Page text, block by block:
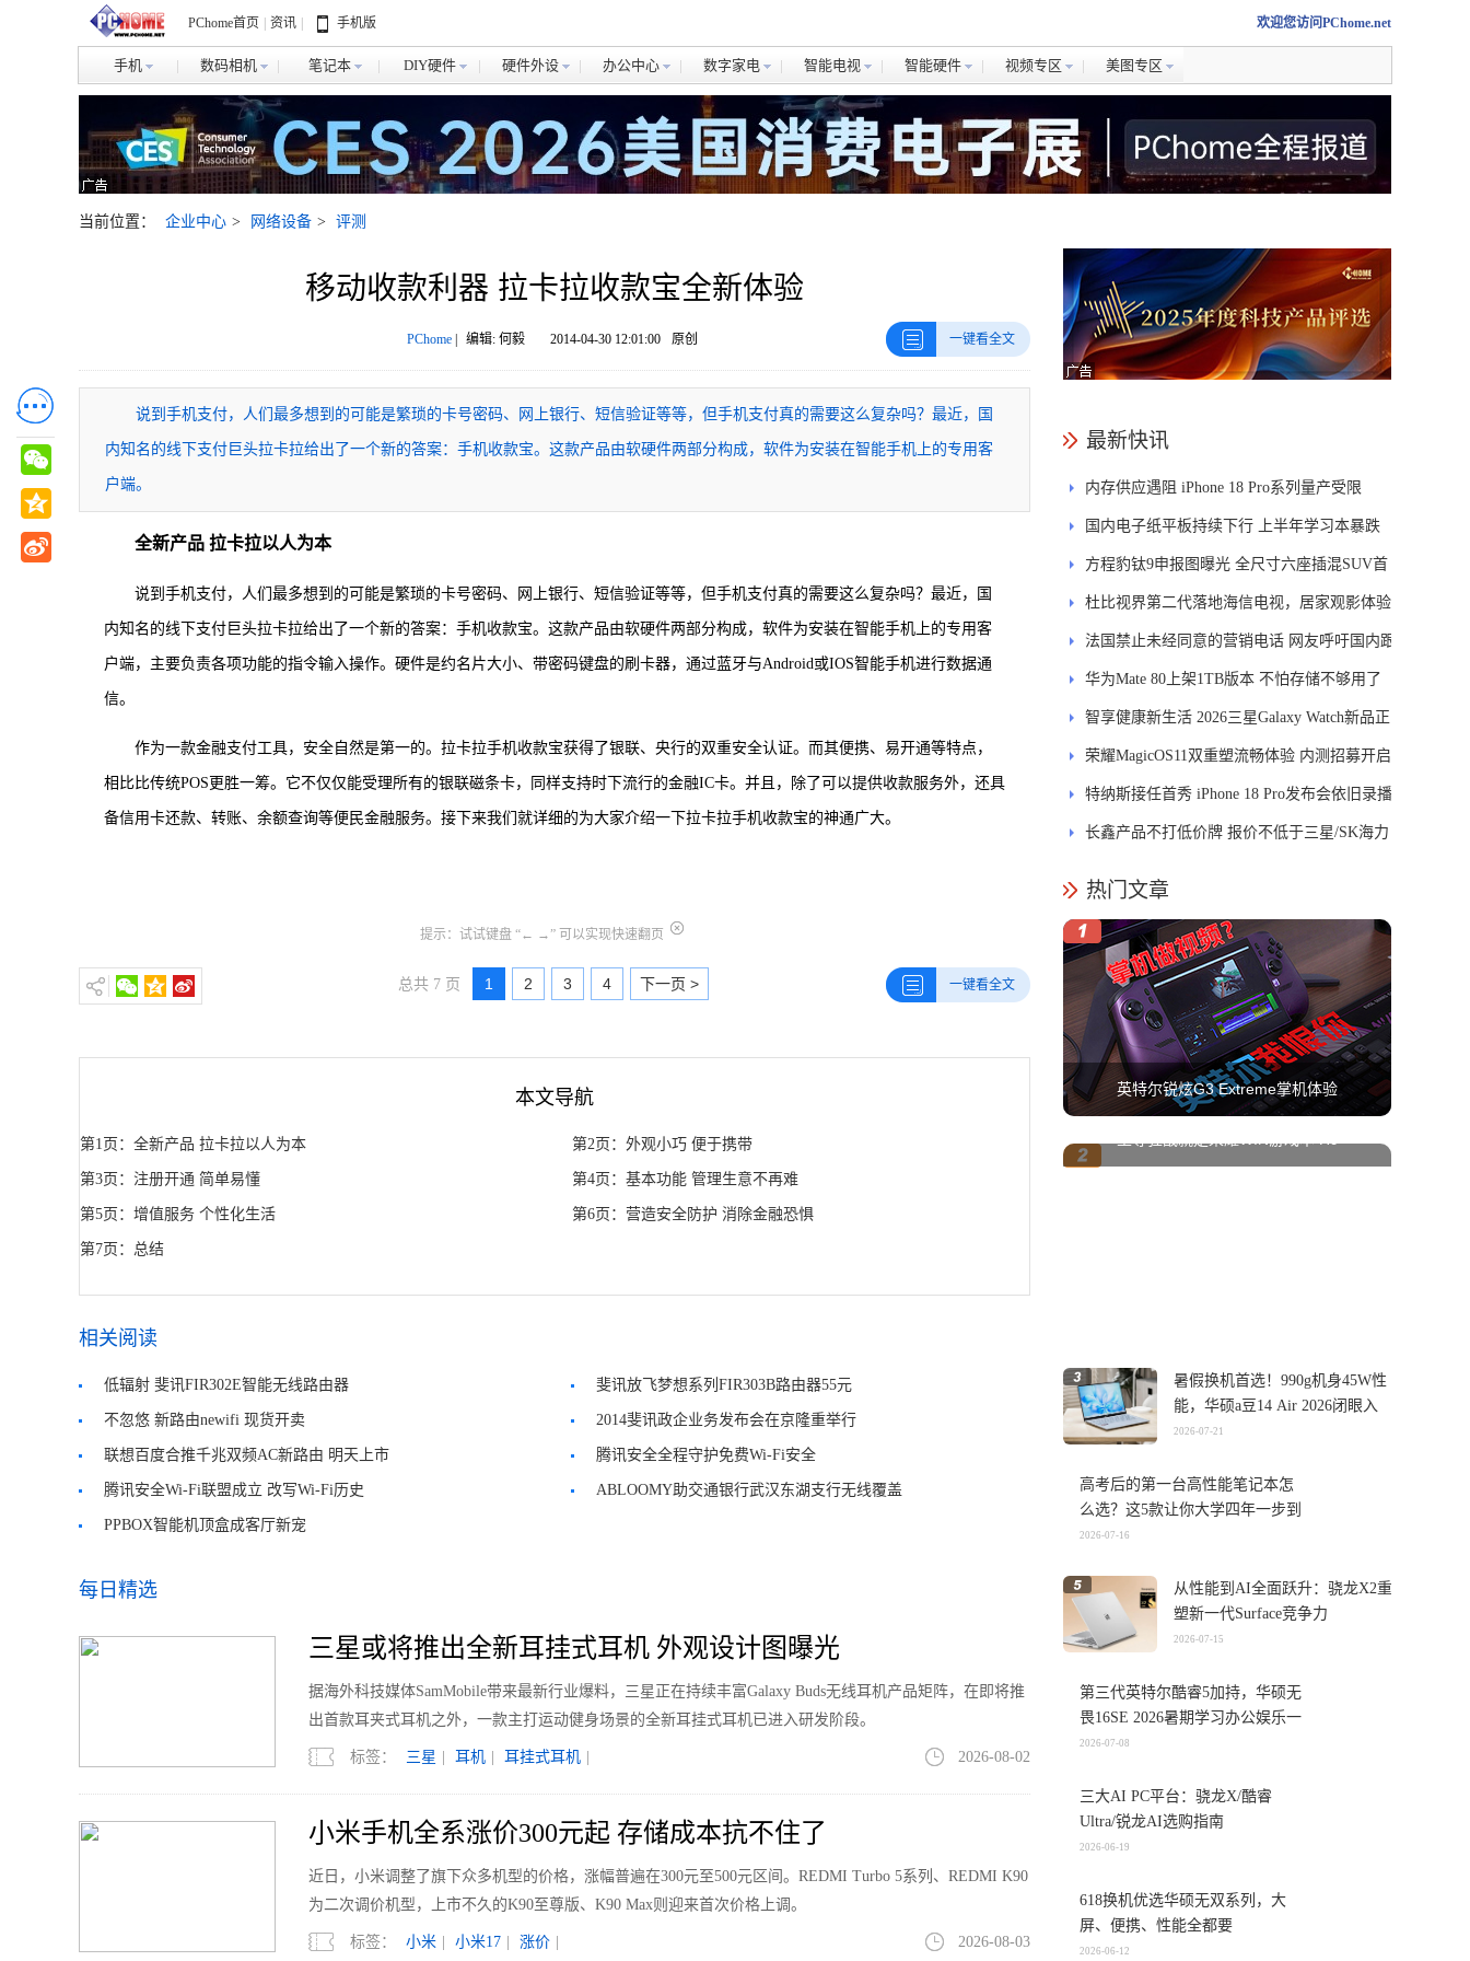
PChome首页 资讯 手机版 欢迎您访问PChome.net
手机 数码相机 笔记本 DIY硬件 硬件外设 办公中心 数字家电 智能电视 智能硬件 视频专区 美图专区
当前位置： 企业中心 > 网络设备 > 评测
移动收款利器 拉卡拉收款宝全新体验
PChome| 编辑: 何毅 2014-04-30 12:01:00 原创 一键看全文
说到手机支付，人们最多想到的可能是繁琐的卡号密码、网上银行、短信验证等等，但手机支付真的需要这么复杂吗？最近，国
内知名的线下支付巨头拉卡拉给出了一个新的答案：手机收款宝。这款产品由软硬件两部分构成，软件为安装在智能手机上的专用客
户端。
全新产品 拉卡拉以人为本
说到手机支付，人们最多想到的可能是繁琐的卡号密码、网上银行、短信验证等等，但手机支付真的需要这么复杂吗？最近，国
内知名的线下支付巨头拉卡拉给出了一个新的答案：手机收款宝。这款产品由软硬件两部分构成，软件为安装在智能手机上的专用客
户端，主要负责各项功能的指令输入操作。硬件是约名片大小、带密码键盘的刷卡器，通过蓝牙与Android或IOS智能手机进行数据通
信。
作为一款金融支付工具，安全自然是第一的。拉卡拉手机收款宝获得了银联、央行的双重安全认证。而其便携、易开通等特点，
相比比传统POS更胜一筹。它不仅仅能受理所有的银联磁条卡，同样支持时下流行的金融IC卡。并且，除了可以提供收款服务外，还具
备信用卡还款、转账、余额查询等便民金融服务。接下来我们就详细的为大家介绍一下拉卡拉手机收款宝的神通广大。
提示：试试键盘 “← →” 可以实现快速翻页
总共 7 页 1 2 3 4 下一页 > 一键看全文
本文导航
第1页：全新产品 拉卡拉以人为本 第2页：外观小巧 便于携带
第3页：注册开通 简单易懂 第4页：基本功能 管理生意不再难
第5页：增值服务 个性化生活 第6页：营造安全防护 消除金融恐惧
第7页：总结
相关阅读
低辐射 斐讯FIR302E智能无线路由器 斐讯放飞梦想系列FIR303B路由器55元
不忽悠 新路由newifi 现货开卖 2014斐讯政企业务发布会在京隆重举行
联想百度合推千兆双频AC新路由 明天上市 腾讯安全全程守护免费Wi-Fi安全
腾讯安全Wi-Fi联盟成立 改写Wi-Fi历史 ABLOOMY助交通银行武汉东湖支行无线覆盖
PPBOX智能机顶盒成客厅新宠
每日精选
三星或将推出全新耳挂式耳机 外观设计图曝光
据海外科技媒体SamMobile带来最新行业爆料，三星正在持续丰富Galaxy Buds无线耳机产品矩阵，在即将推
出首款耳夹式耳机之外，一款主打运动健身场景的全新耳挂式耳机已进入研发阶段。
标签： 三星 耳机 耳挂式耳机 2026-08-02
小米手机全系涨价300元起 存储成本抗不住了
近日，小米调整了旗下众多机型的价格，涨幅普遍在300元至500元区间。REDMI Turbo 5系列、REDMI K90
为二次调价机型，上市不久的K90至尊版、K90 Max则迎来首次价格上调。
标签： 小米 小米17 涨价 2026-08-03
最新快讯
内存供应遇阻 iPhone 18 Pro系列量产受限
国内电子纸平板持续下行 上半年学习本暴跌
84.6%
方程豹钛9申报图曝光 全尺寸六座插混SUV首
发DMS
杜比视界第二代落地海信电视，居家观影体验
能迎来哪些升级？
法国禁止未经同意的营销电话 网友呼吁国内跟
进
华为Mate 80上架1TB版本 不怕存储不够用了
智享健康新生活 2026三星Galaxy Watch新品正
式开售
荣耀MagicOS11双重塑流畅体验 内测招募开启
特纳斯接任首秀 iPhone 18 Pro发布会依旧录播
长鑫产品不打低价牌 报价不低于三星/SK海力
热门文章
英特尔锐炫G3 Extreme掌机体验
暑假换机首选！990g机身45W性
能，华硕a豆14 Air 2026闭眼入
2026-07-21
高考后的第一台高性能笔记本怎
么选？这5款让你大学四年一步到
位
2026-07-16
从性能到AI全面跃升：骁龙X2重
塑新一代Surface竞争力
2026-07-15
第三代英特尔酷睿5加持，华硕无
畏16SE 2026暑期学习办公娱乐一
机搞定
2026-07-08
三大AI PC平台：骁龙X/酷睿
Ultra/锐龙AI选购指南
2026-06-19
618换机优选华硕无双系列，大
屏、便携、性能全都要
2026-06-12